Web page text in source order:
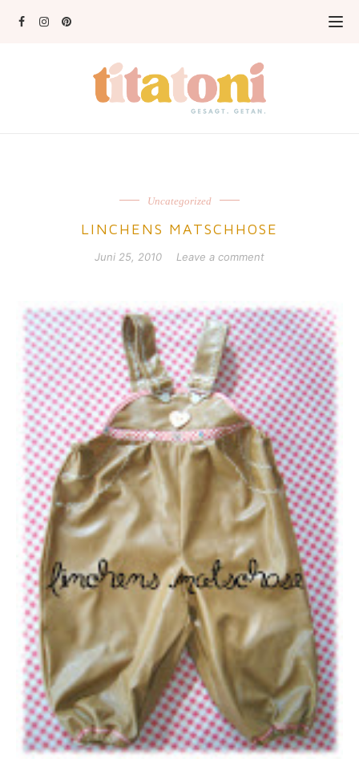
Uncategorized
LINCHENS MATSCHHOSE
Juni 25, 2010 Leave a comment